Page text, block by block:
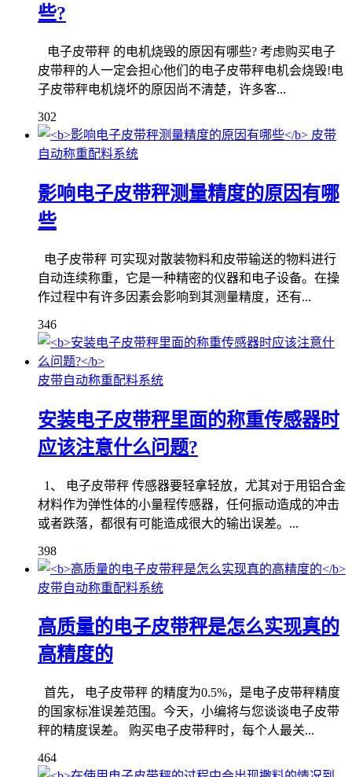
些?
​ 电子皮带秤 的电机烧毁的原因有哪些? 考虑购买电子
皮带秤的人一定会担心他们的电子皮带秤电机会烧毁!电
子皮带秤电机烧坏的原因尚不清楚，许多客...
302
皮带
自动称重配料系统
影响电子皮带秤测量精度的原因有哪
些
电子皮带秤 可实现对散装物料和皮带输送的物料进行
自动连续称重，它是一种精密的仪器和电子设备。在操
作过程中有许多因素会影响到其测量精度，还有...
346
皮带自动称重配料系统
安装电子皮带秤里面的称重传感器时
应该注意什么问题?
1、 电子皮带秤 传感器要轻拿轻放，尤其对于用铝合金
材料作为弹性体的小量程传感器，任何振动造成的冲击
或者跌落，都很有可能造成很大的输出误差。...
398
皮带自动称重配料系统
高质量的电子皮带秤是怎么实现真的
高精度的
首先， 电子皮带秤 的精度为0.5%，是电子皮带秤精度
的国家标准误差范围。今天，小编将与您谈谈电子皮带
秤的精度误差。 购买电子皮带秤时，每个人最关...
464